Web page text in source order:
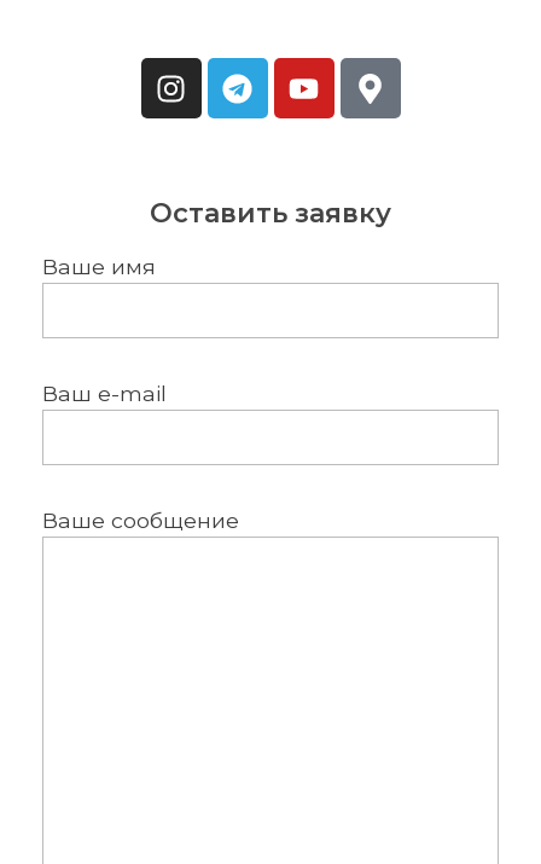
Оставить заявку
Ваше имя
Ваш e-mail
Ваше сообщение